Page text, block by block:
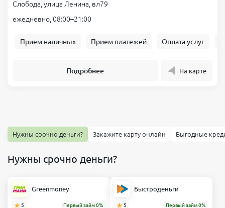
Слобода, улица Ленина, вл79
ежедневно, 08:00–21:00
Прием наличных Прием платежей Оплата услуг
Подробнее На карте
Нужны срочно деньги? Закажите карту онлайн Выгодные
Нужны срочно деньги?
Greenmoney
5 Первый займ 0%
Быстроденьги
5 Первый займ 0%